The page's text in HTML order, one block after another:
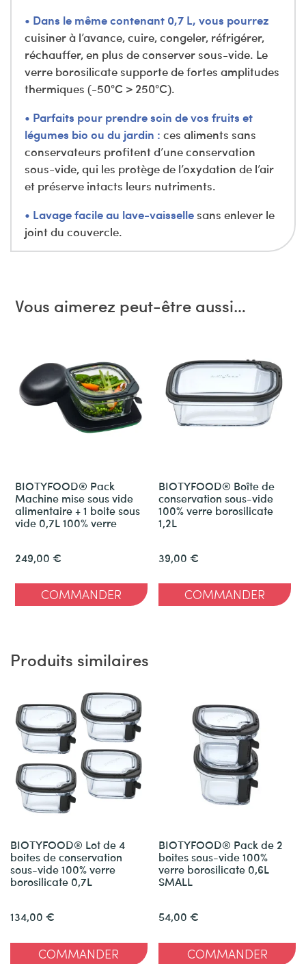
• Dans le même contenant 0,7 L, vous pourrez
cuisiner à l’avance, cuire, congeler, réfrigérer,
réchauffer, en plus de conserver sous-vide. Le
verre borosilicate supporte de fortes amplitudes
thermiques (-50°C > 250°C).
• Parfaits pour prendre soin de vos fruits et
légumes bio ou du jardin : ces aliments sans
conservateurs profitent d’une conservation
sous-vide, qui les protège de l’oxydation de l’air
et préserve intacts leurs nutriments.
• Lavage facile au lave-vaissellesans enlever le
joint du couvercle.
Vous aimerez peut-être aussi…
BIOTYFOOD® Pack
Machine mise sous vide
alimentaire + 1 boite sous
vide 0,7L 100% verre
249,00€
COMMANDER
BIOTYFOOD® Boîte de
conservation sous-vide
100% verre borosilicate
1,2L
39,00€
COMMANDER
Produits similaires
BIOTYFOOD® Lot de 4
boites de conservation
sous-vide 100% verre
borosilicate 0,7L
134,00 €
COMMANDER
BIOTYFOOD® Pack de 2
boites sous-vide 100%
verre borosilicate 0,6L
SMALL
54,00€
COMMANDER